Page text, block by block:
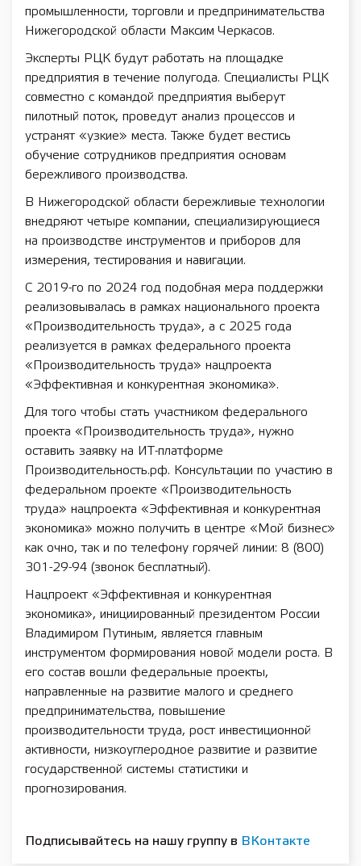
промышленности, торговли и предпринимательства
Нижегородской области Максим Черкасов.
Эксперты РЦК будут работать на площадке
предприятия в течение полугода. Специалисты РЦК
совместно с командой предприятия выберут
пилотный поток, проведут анализ процессов и
устранят «узкие» места. Также будет вестись
обучение сотрудников предприятия основам
бережливого производства.
В Нижегородской области бережливые технологии
внедряют четыре компании, специализирующиеся
на производстве инструментов и приборов для
измерения, тестирования и навигации.
С 2019-го по 2024 год подобная мера поддержки
реализовывалась в рамках национального проекта
«Производительность труда», а с 2025 года
реализуется в рамках федерального проекта
«Производительность труда» нацпроекта
«Эффективная и конкурентная экономика».
Для того чтобы стать участником федерального
проекта «Производительность труда», нужно
оставить заявку на ИТ-платформе
Производительность.рф. Консультации по участию в
федеральном проекте «Производительность
труда» нацпроекта «Эффективная и конкурентная
экономика» можно получить в центре «Мой бизнес»
как очно, так и по телефону горячей линии: 8 (800)
301-29-94 (звонок бесплатный).
Нацпроект «Эффективная и конкурентная
экономика», инициированный президентом России
Владимиром Путиным, является главным
инструментом формирования новой модели роста. В
его состав вошли федеральные проекты,
направленные на развитие малого и среднего
предпринимательства, повышение
производительности труда, рост инвестиционной
активности, низкоуглеродное развитие и развитие
государственной системы статистики и
прогнозирования.
Подписывайтесь на нашу группу в ВКонтакте